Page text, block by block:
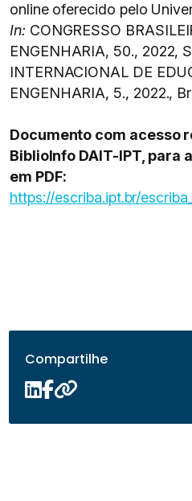
online oferecido pelo
In: CONGRESSO
ENGENHARIA, 50., 2022,
INTERNACIONAL DE
ENGENHARIA, 5., 2022.,
Documento com acesso
BiblioInfo DAIT-IPT, para
em PDF:
https://escriba.ipt.br/
Compartilhe